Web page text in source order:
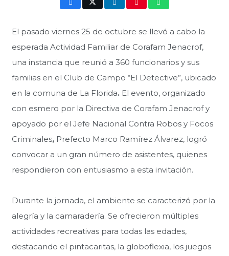
El pasado viernes 25 de octubre se llevó a cabo la
esperada Actividad Familiar de Corafam Jenacrof,
una instancia que reunió a 360 funcionarios y sus
familias en el Club de Campo “El Detective”, ubicado
en la comuna de La Florida.El evento, organizado
con esmero por la Directiva de Corafam Jenacrof y
apoyado por el Jefe Nacional Contra Robos y Focos
Criminales, Prefecto Marco Ramírez Álvarez, logró
convocar a un gran número de asistentes, quienes
respondieron con entusiasmo a esta invitación.
Durante la jornada, el ambiente se caracterizó por la
alegría y la camaradería. Se ofrecieron múltiples
actividades recreativas para todas las edades,
destacando el pintacaritas, la globoflexia, los juegos